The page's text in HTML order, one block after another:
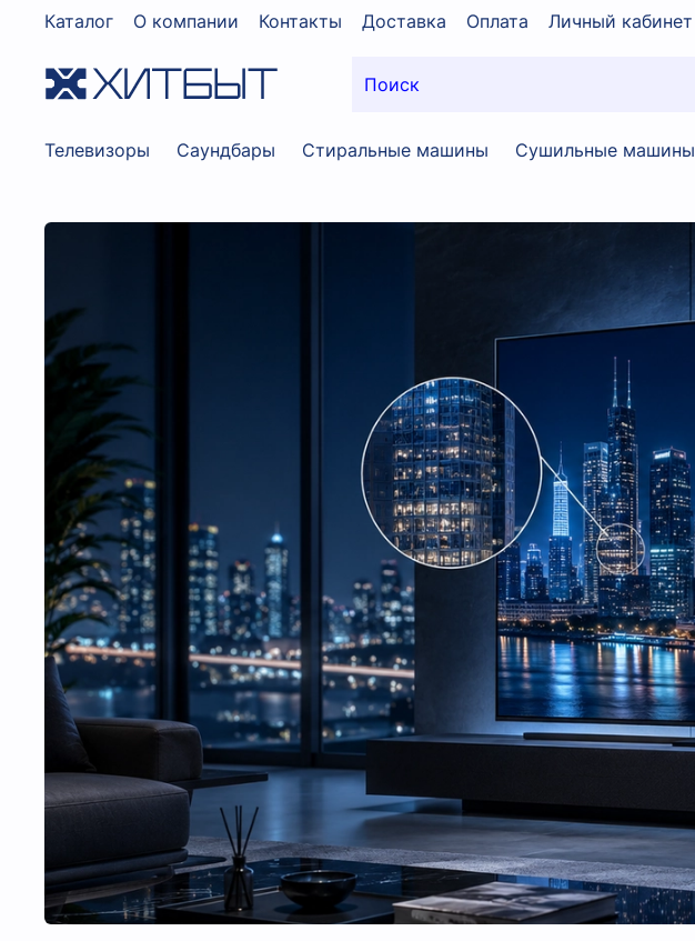
Каталог О компании Контакты Доставка Оплата Личный кабинет
Телевизоры Саундбары Стиральные машины Сушильные машины